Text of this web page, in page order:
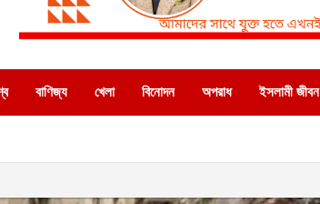
বাণিজ্য খেলা বিনোদন অপরাধ ইসলামী জীবন